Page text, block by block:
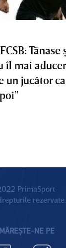
Tănase
îl mai
un jucător
PrimaSport
rezervate.
NE PE